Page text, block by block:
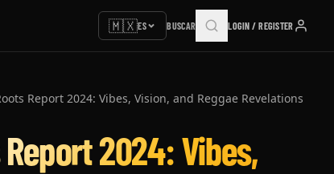
🇲🇽ES BUSCAR LOGIN / REGISTER
Report 2024: Vibes, Vision, and Reggae Revelations
2024: Vibes,